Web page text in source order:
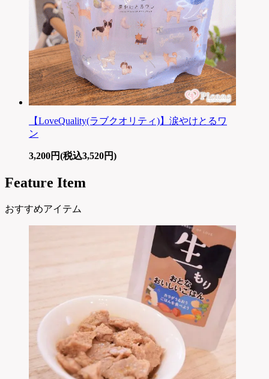
【LoveQuality(ラブクオリティ)】涙やけとるワ
ン
3,200円(税込3,520円)
Feature Item
おすすめアイテム